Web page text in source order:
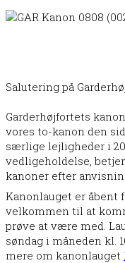
Salutering på
Garderhøjfortets
vores to-kanon den
særlige lejligheder i
vedligeholdelse,
kanoner efter
Kanonlauget er åbent
velkommen til at
prøve at være med.
søndag i måneden kl.
mere om kanonlauget